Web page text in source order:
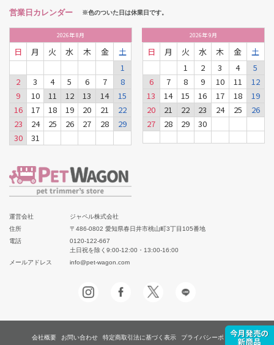
営業日カレンダー ※色のついた日は休業日です。
2026年8月
日 月 火 水 木 金
土
1
2
3 4 5 6 7
8
9
10 11 12 13 14
15
16
17 18 19 20 21
22
23
24 25 26 27 28
29
30
31
2026年9月
日 月 火 水 木 金
土
1
2 3 4
5
6
7 8 9 10 11
12
13
14 15 16 17 18
19
20
21 22 23 24 25
26
27
28 29 30
運営会社
ジャペル株式会社
住所
〒486-0802 愛知県春日井市桃山町3丁目105番地
電話
0120-122-667
土日祝を除く9:00-12:00・13:00-16:00
メールアドレス
info@pet-wagon.com
会社概要 お問い合わせ 特定商取引法に基づく表示 プライバシーポリシー